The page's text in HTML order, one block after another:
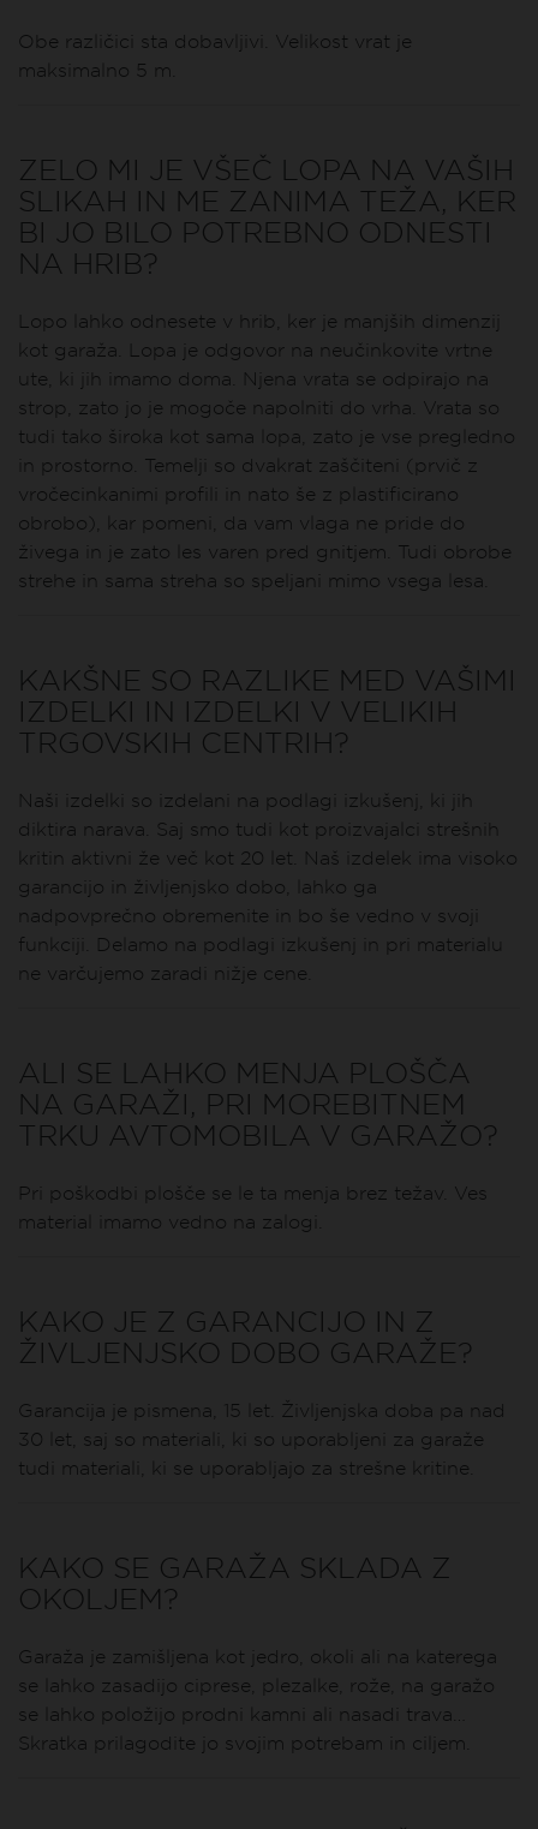
Obe različici sta dobavljivi. Velikost vrat je
maksimalno 5 m.
ZELO MI JE VŠEČ LOPA NA VAŠIH
SLIKAH IN ME ZANIMA TEŽA, KER
BI JO BILO POTREBNO ODNESTI
NA HRIB?
Lopo lahko odnesete v hrib, ker je manjših dimenzij
kot garaža. Lopa je odgovor na neučinkovite vrtne
ute, ki jih imamo doma. Njena vrata se odpirajo na
strop, zato jo je mogoče napolniti do vrha. Vrata so
tudi tako široka kot sama lopa, zato je vse pregledno
in prostorno. Temelji so dvakrat zaščiteni (prvič z
vročecinkanimi profili in nato še z plastificirano
obrobo), kar pomeni, da vam vlaga ne pride do
živega in je zato les varen pred gnitjem. Tudi obrobe
strehe in sama streha so speljani mimo vsega lesa.
KAKŠNE SO RAZLIKE MED VAŠIMI
IZDELKI IN IZDELKI V VELIKIH
TRGOVSKIH CENTRIH?
Naši izdelki so izdelani na podlagi izkušenj, ki jih
diktira narava. Saj smo tudi kot proizvajalci strešnih
kritin aktivni že več kot 20 let. Naš izdelek ima visoko
garancijo in življenjsko dobo, lahko ga
nadpovprečno obremenite in bo še vedno v svoji
funkciji. Delamo na podlagi izkušenj in pri materialu
ne varčujemo zaradi nižje cene.
ALI SE LAHKO MENJA PLOŠČA
NA GARAŽI, PRI MOREBITNEM
TRKU AVTOMOBILA V GARAŽO?
Pri poškodbi plošče se le ta menja brez težav. Ves
material imamo vedno na zalogi.
KAKO JE Z GARANCIJO IN Z
ŽIVLJENJSKO DOBO GARAŽE?
Garancija je pismena, 15 let. Življenjska doba pa nad
30 let, saj so materiali, ki so uporabljeni za garaže
tudi materiali, ki se uporabljajo za strešne kritine.
KAKO SE GARAŽA SKLADA Z
OKOLJEM?
Garaža je zamišljena kot jedro, okoli ali na katerega
se lahko zasadijo ciprese, plezalke, rože, na garažo
se lahko položijo prodni kamni ali nasadi trava…
Skratka prilagodite jo svojim potrebam in ciljem.